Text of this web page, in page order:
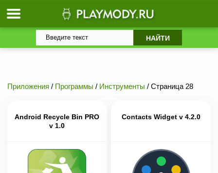
Приложения / Программы / Инструменты / Страница 28
Android Recycle Bin PRO
v 1.0
Contacts Widget v 4.2.0